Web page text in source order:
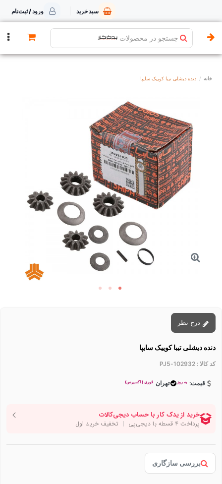
سبد خرید ورود / ثبت‌نام
جستجو در محصولات
خانه دنده دیشلی تیبا کوییک سایپا
دنده دیشلی تیبا کوییک سایپا
کد کالا : 102932-PJ5
قیمت: به روز تهران فوری ( اکسپرس)
بررسی سازگاری